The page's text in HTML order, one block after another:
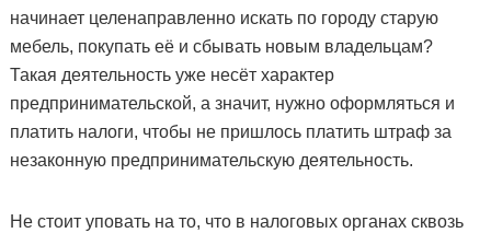
начинает целенаправленно искать по городу старую
мебель, покупать её и сбывать новым владельцам?
Такая деятельность уже несёт характер
предпринимательской, а значит, нужно оформляться и
платить налоги, чтобы не пришлось платить штраф за
незаконную предпринимательскую деятельность.
Не стоит уповать на то, что в налоговых органах сквозь